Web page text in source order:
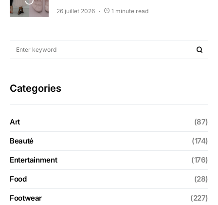
26 juillet 2026 1 minute read
Categories
Art (87)
Beauté (174)
Entertainment (176)
Food (28)
Footwear (227)